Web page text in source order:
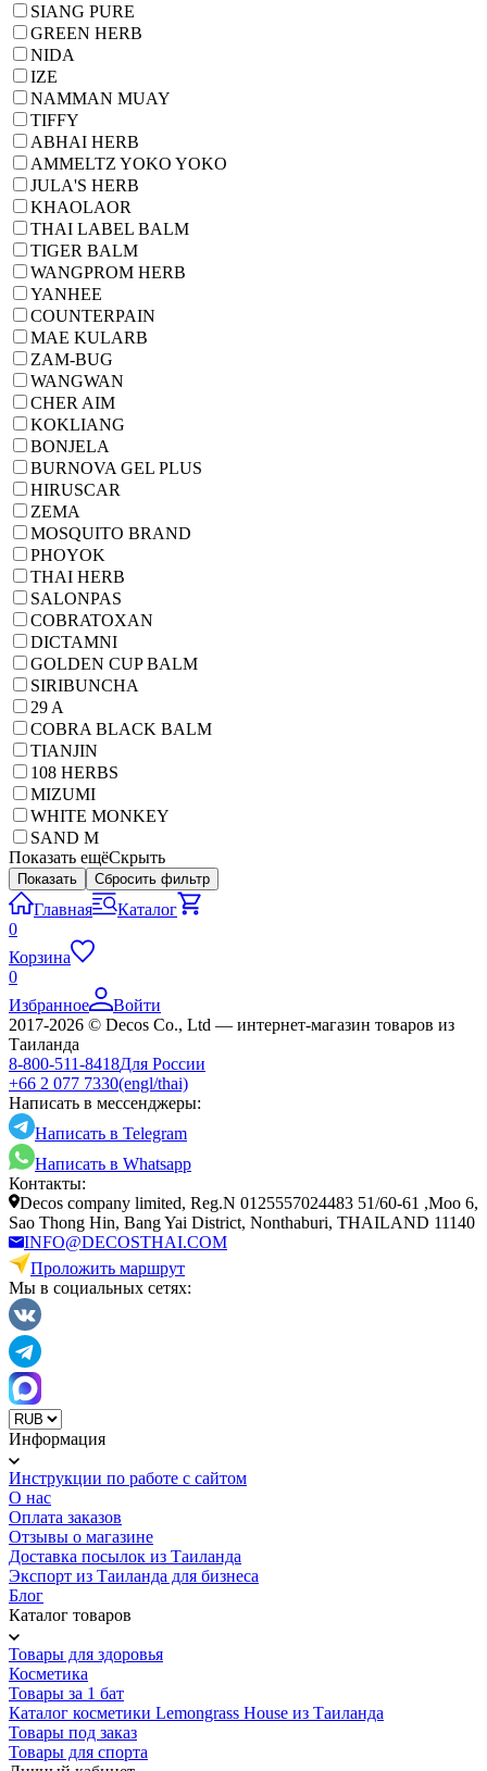
SIANG PURE
GREEN HERB
NIDA
IZE
NAMMAN MUAY
TIFFY
ABHAI HERB
AMMELTZ YOKO YOKO
JULA'S HERB
KHAOLAOR
THAI LABEL BALM
TIGER BALM
WANGPROM HERB
YANHEE
COUNTERPAIN
MAE KULARB
ZAM-BUG
WANGWAN
CHER AIM
KOKLIANG
BONJELA
BURNOVA GEL PLUS
HIRUSCAR
ZEMA
MOSQUITO BRAND
PHOYOK
THAI HERB
SALONPAS
COBRATOXAN
DICTAMNI
GOLDEN CUP BALM
SIRIBUNCHA
29 A
COBRA BLACK BALM
TIANJIN
108 HERBS
MIZUMI
WHITE MONKEY
SAND M
Показать ещёСкрыть
Показать Сбросить фильтр
Главная
Каталог
0
Корзина
0
Избранное
Войти
2017-2026 © Decos Co., Ltd — интернет-магазин товаров из
Таиланда
8-800-511-8418Для России
+66 2 077 7330(engl/thai)
Написать в мессенджеры:
Написать в Telegram
Написать в Whatsapp
Контакты:
Decos company limited, Reg.N 0125557024483 51/60-61 ,Moo 6,
Sao Thong Hin, Bang Yai District, Nonthaburi, THAILAND 11140
INFO@DECOSTHAI.COM
Проложить маршрут
Мы в социальных сетях:
Информация
Инструкции по работе с сайтом
О нас
Оплата заказов
Отзывы о магазине
Доставка посылок из Таиланда
Экспорт из Таиланда для бизнеса
Блог
Каталог товаров
Товары для здоровья
Косметика
Товары за 1 бат
Каталог косметики Lemongrass House из Таиланда
Товары под заказ
Товары для спорта